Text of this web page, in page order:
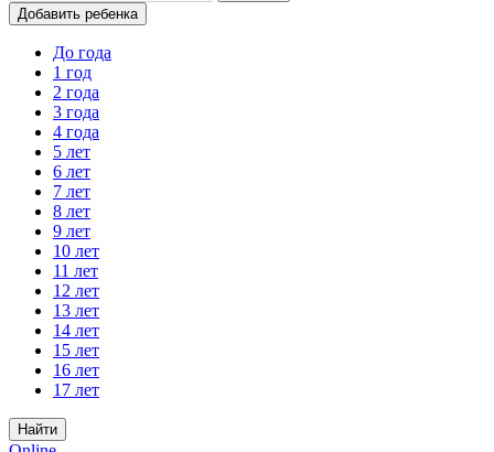
Добавить ребенка
До года
1 год
2 года
3 года
4 года
5 лет
6 лет
7 лет
8 лет
9 лет
10 лет
11 лет
12 лет
13 лет
14 лет
15 лет
16 лет
17 лет
Найти